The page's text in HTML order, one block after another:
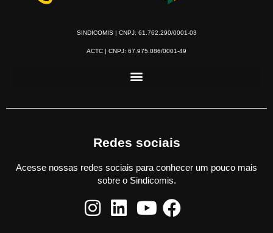
SINDICOMIS | CNPJ: 61.762.290/0001-03
ACTC | CNPJ: 67.975.086/0001-49
Redes sociais
Acesse nossas redes sociais para conhecer um pouco mais
sobre o Sindicomis.